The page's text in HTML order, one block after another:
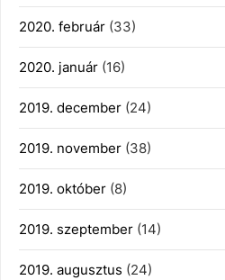
2020. február (33)
2020. január (16)
2019. december (24)
2019. november (38)
2019. október (8)
2019. szeptember (14)
2019. augusztus (24)